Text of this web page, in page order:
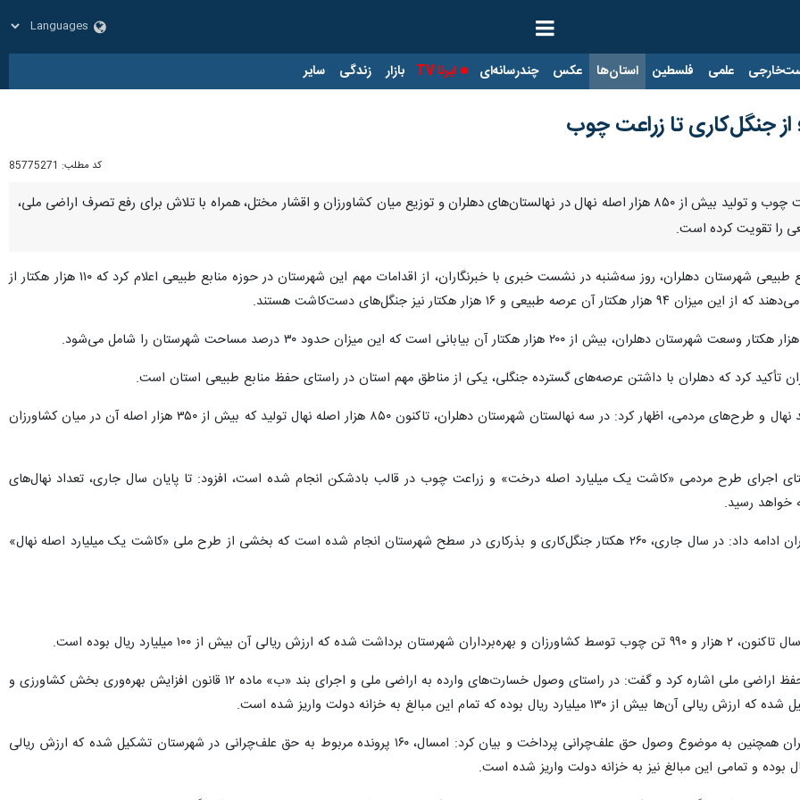
علمی فلسطین استان‌ها عکس چندرسانه‌ای ایرنا TV بازار زندگی سایر
از جنگل‌کاری تا زراعت چوب
کد مطلب: 85775271